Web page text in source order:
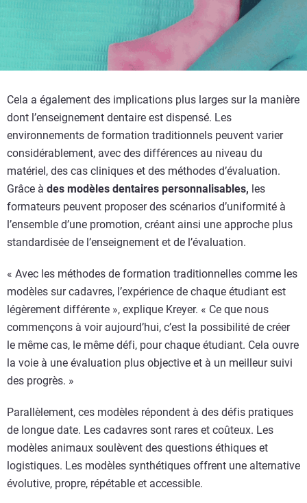
Cela a également des implications plus larges sur la manière
dont l’enseignement dentaire est dispensé. Les
environnements de formation traditionnels peuvent varier
considérablement, avec des différences au niveau du
matériel, des cas cliniques et des méthodes d’évaluation.
Grâce à des modèles dentaires personnalisables, les
formateurs peuvent proposer des scénarios d’uniformité à
l’ensemble d’une promotion, créant ainsi une approche plus
standardisée de l’enseignement et de l’évaluation.
« Avec les méthodes de formation traditionnelles comme les
modèles sur cadavres, l’expérience de chaque étudiant est
légèrement différente », explique Kreyer. « Ce que nous
commençons à voir aujourd’hui, c’est la possibilité de créer
le même cas, le même défi, pour chaque étudiant. Cela ouvre
la voie à une évaluation plus objective et à un meilleur suivi
des progrès. »
Parallèlement, ces modèles répondent à des défis pratiques
de longue date. Les cadavres sont rares et coûteux. Les
modèles animaux soulèvent des questions éthiques et
logistiques. Les modèles synthétiques offrent une alternative
évolutive, propre, répétable et accessible.